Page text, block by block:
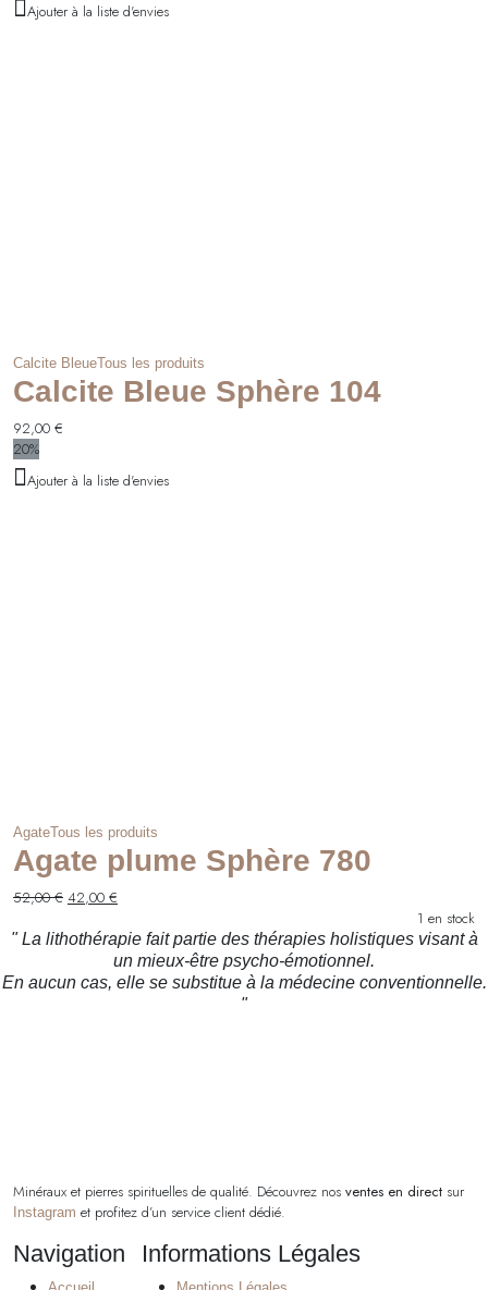
initial
actuel
Ajouter à la liste d'envies
Calcite BleueTous les produits
Calcite Bleue Sphère 104
92,00 €
20%
Ajouter à la liste d'envies
AgateTous les produits
Agate plume Sphère 780
52,00€ Le
initial
52,00 €.
42,00 €
actuel
est :
42,00 €.
1 en stock
" La lithothérapie fait partie des thérapies holistiques visant à
un mieux-être psycho-émotionnel.
En aucun cas, elle se substitue à la médecine conventionnelle.
"
Minéraux et pierres spirituelles de qualité. Découvrez nos ventes en direct sur
Instagram et profitez d’un service client dédié.
Navigation Informations Légales